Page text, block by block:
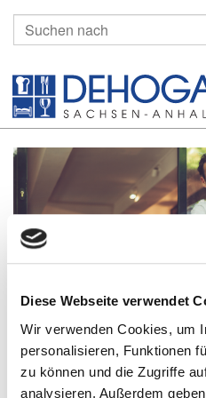
Diese Webseite verwendet
Wir verwenden Cookies, um
personalisieren, Funktionen
zu können und die Zugriffe
analysieren. Außerdem
Home Mitgliedschaft